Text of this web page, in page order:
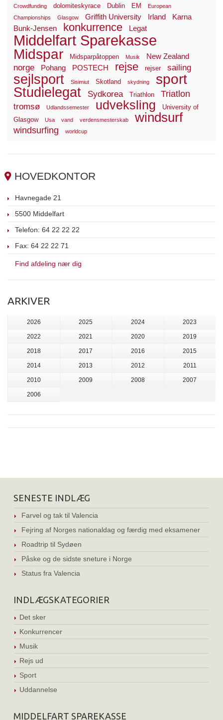
Crowdfunding dolomiteskyrace Dublin EM
European
Championships
Glasgow Griffith University Irland
Karna
Bunk-Jensen
konkurrence Legat
Middelfart Sparekasse
Midspar Midsparpåtoppen Musik New Zealand
norge Pohang POSTECH rejse rejser sailing
sejlsport Sisimiut Skotland skydning sport
Studielegat Sydkorea Triathlon Triatlon
tromsø Udlandssemester udveksling
University of
Glasgow
Usa vand verdensmesterskab windsurf
windsurfing worldcup
HOVEDKONTOR
Havnegade 21
5500 Middelfart
Telefon: 64 22 22 22
Fax: 64 22 22 71
Find afdeling nær dig
ARKIVER
2026 2025 2024 2023
2022 2021 2020 2019
2018 2017 2016 2015
2014 2013 2012 2011
2010 2009 2008 2007
2006
SENESTE INDLÆG
Farvel og tak til Valencia
Fejring af Norges nationaldag og færdig med eksamener
Roadtrip til Sydøen
Påske og de sidste sneture i Norge
Status fra Valencia
INDLÆGSKATEGORIER
Det sker
Konkurrencer
Musik
Rejs ud
Sport
Uddannelse
MIDDELFART SPAREKASSE